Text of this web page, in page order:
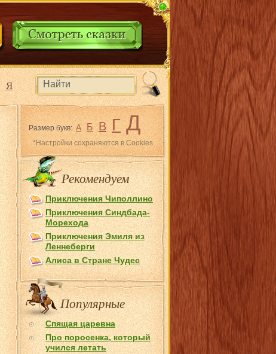
Я
Размер букв: А Б В Г Д
*Настройки сохраняются в Cookies
Рекомендуем
Приключения Чиполлино
Приключения Синдбада-
Морехода
Приключения Эмиля из
Лeннеберги
Алиса в Стране Чудес
Популярные
Спящая царевна
Про поросенка, который
учился летать